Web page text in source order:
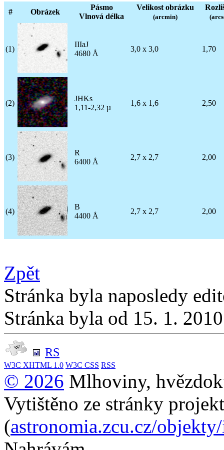
# Obrázek
Pásmo
Vlnová délka
Velikost obrázku
(arcmin)
(1)
IIIaJ
4680 Å
3,0 x 3,0 1,70
(2)
JHKs
1,11-2,32 µ
1,6 x 1,6 2,50
(3)
R
6400 Å
2,7 x 2,7 2,00
(4)
B
4400 Å
2,7 x 2,7 2,00
Zpět
Stránka byla naposledy
Stránka byla od 15. 1.
RS
W3C XHTML 1.0 W3C CSS RSS
© 2026 Mlhoviny,
Vytištěno ze stránky
(astronomia.zcu.cz/